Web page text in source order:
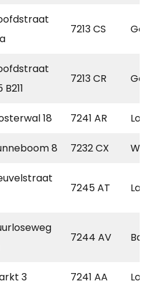
7213 CS
B211
7213 CR
18 7241 AR
8 7232 CX
7245 AT Laren
7244 AV
3 7241 AA